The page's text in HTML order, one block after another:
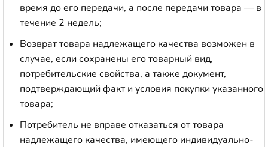
время до его передачи, а после передачи товара — в
течение 2 недель;
Возврат товара надлежащего качества возможен в
случае, если сохранены его товарный вид,
потребительские свойства, а также документ,
подтверждающий факт и условия покупки указанного
товара;
Потребитель не вправе отказаться от товара
надлежащего качества, имеющего индивидуально-